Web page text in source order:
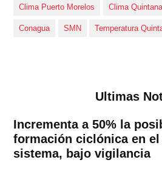
Clima Puerto Morelos Clima
Conagua SMN Temperatura
Ultimas
Incrementa a 50% la
formación ciclónica en
sistema, bajo vigilancia